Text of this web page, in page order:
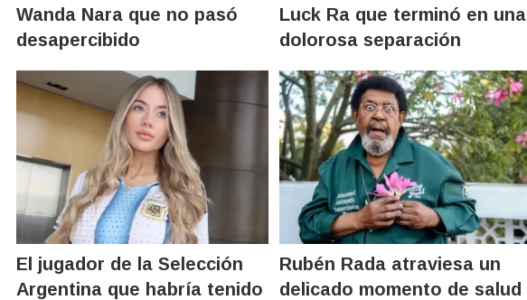
Wanda Nara que no pasó
desapercibido
Luck Ra que terminó en una
dolorosa separación
El jugador de la Selección
Argentina que habría tenido
Rubén Rada atraviesa un
delicado momento de salud